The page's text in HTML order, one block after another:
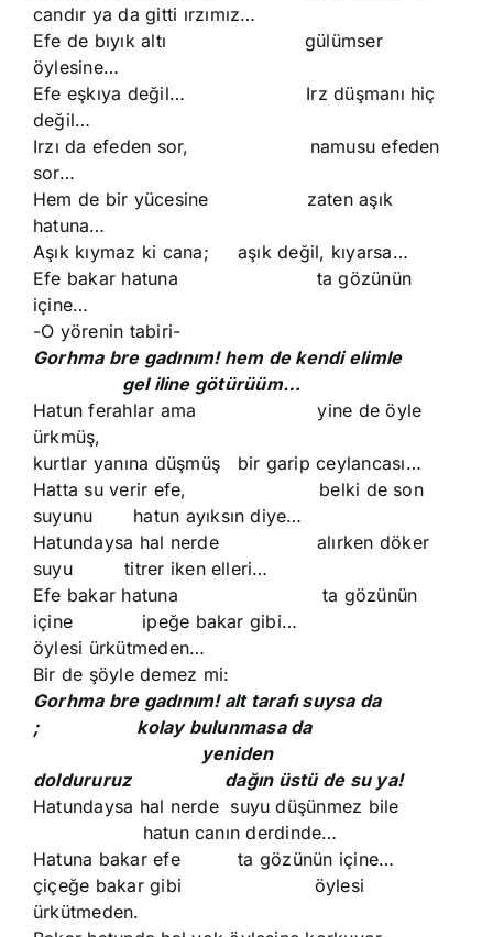
candır ya da gitti ırzımız…
Efe de bıyık altı gülümser
öylesine…
Efe eşkıya değil… Irz düşmanı hiç
değil…
Irzı da efeden sor, namusu efeden
sor…
Hem de bir yücesine zaten aşık
hatuna…
Aşık kıymaz ki cana; aşık değil, kıyarsa…
Efe bakar hatuna ta gözünün
içine…
-O yörenin tabiri-
Gorhma bre gadınım! hem de kendi elimle
gel iline götürüüm…
Hatun ferahlar ama yine de öyle
ürkmüş,
kurtlar yanına düşmüş bir garip ceylancası…
Hatta su verir efe, belki de son
suyunu hatun ayıksın diye…
Hatundaysa hal nerde alırken döker
suyu titrer iken elleri…
Efe bakar hatuna ta gözünün
içine ipeğe bakar gibi…
öylesi ürkütmeden…
Bir de şöyle demez mi:
Gorhma bre gadınım! alt tarafı suysa da
; kolay bulunmasa da
yeniden
doldururuz dağın üstü de su ya!
Hatundaysa hal nerde suyu düşünmez bile
hatun canın derdinde…
Hatuna bakar efe ta gözünün içine…
çiçeğe bakar gibi öylesi
ürkütmeden.